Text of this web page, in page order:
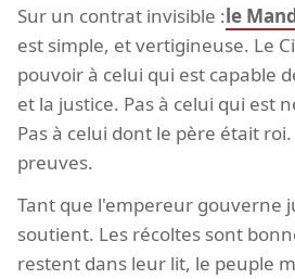
Sur un contrat invisible :le
est simple, et vertigineuse. Le
pouvoir à celui qui est capable
et la justice. Pas à celui qui est
Pas à celui dont le père était
preuves.
Tant que l'empereur gouverne
soutient. Les récoltes sont
restent dans leur lit, le peuple